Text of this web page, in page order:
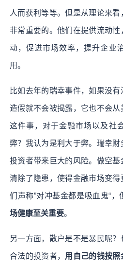
人而获利等等。但是从理论来
非常重要的。他们在提供流动
动，促进市场效率，提升企业
用。
比如去年的瑞幸事件，如果没
造假就不会被揭露，它也不会
这件事，对于金融市场以及社
弊？我认为是利大于弊。瑞幸
投资者带来巨大的风险。做空基
清除了隐患，使得金融市场变
们声称”对冲基金都是吸血鬼“，
场健康至关重要。
另一方面，散户是不是暴民呢
合法的投资者， 用自己的钱按照